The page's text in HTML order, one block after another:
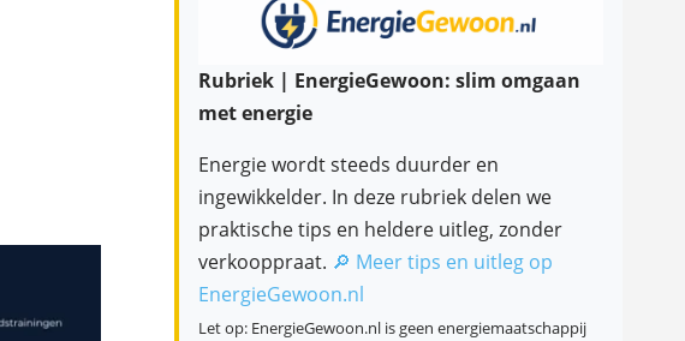
Rubriek | EnergieGewoon: slim omgaan
met energie
Energie wordt steeds duurder en
ingewikkelder. In deze rubriek delen we
praktische tips en heldere uitleg, zonder
verkooppraat. 🔎 Meer tips en uitleg op
EnergieGewoon.nl
Let op: EnergieGewoon.nl is geen energiemaatschappij